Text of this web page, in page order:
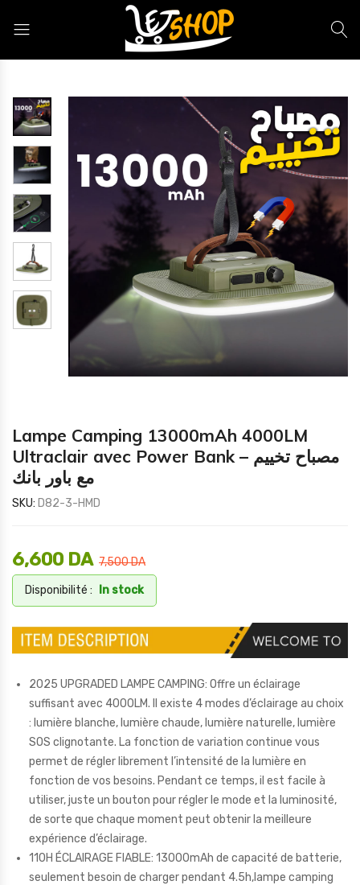
Lampe Camping 13000mAh 4000LM
Ultraclair avec Power Bank – مصباح تخييم
مع باور بانك
SKU: D82-3-HMD
7,500DA
6,600 DA
Disponibilité : In stock
2025 UPGRADED LAMPE CAMPING: Offre un éclairage
suffisant avec 4000LM. Il existe 4 modes d’éclairage au choix
: lumière blanche, lumière chaude, lumière naturelle, lumière
SOS clignotante. La fonction de variation continue vous
permet de régler librement l’intensité de la lumière en
fonction de vos besoins. Pendant ce temps, il est facile à
utiliser, juste un bouton pour régler le mode et la luminosité,
de sorte que chaque moment peut obtenir la meilleure
expérience d’éclairage.
110H ÉCLAIRAGE FIABLE: 13000mAh de capacité de batterie,
seulement besoin de charger pendant 4.5h,lampe camping